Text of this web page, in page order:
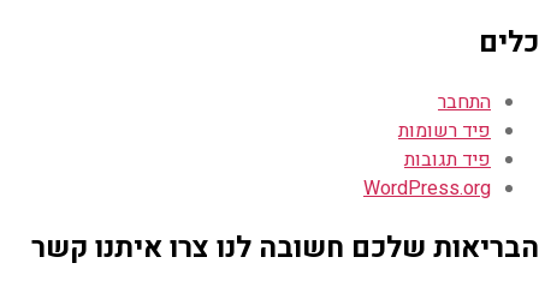
כלים
התחבר
פיד רשומות
פיד תגובות
WordPress.org
הבריאות שלכם חשובה לנו צרו איתנו קשר